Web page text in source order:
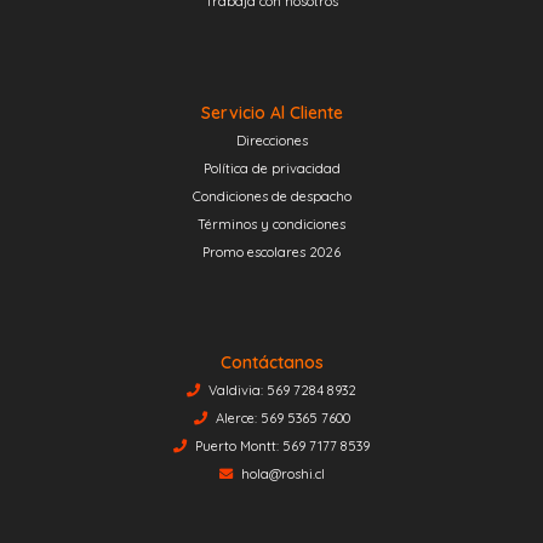
Servicio Al Cliente
Direcciones
Política de privacidad
Condiciones de despacho
Términos y condiciones
Promo escolares 2026
Contáctanos
Valdivia: 569 7284 8932
Alerce: 569 5365 7600
Puerto Montt: 569 7177 8539
hola@roshi.cl